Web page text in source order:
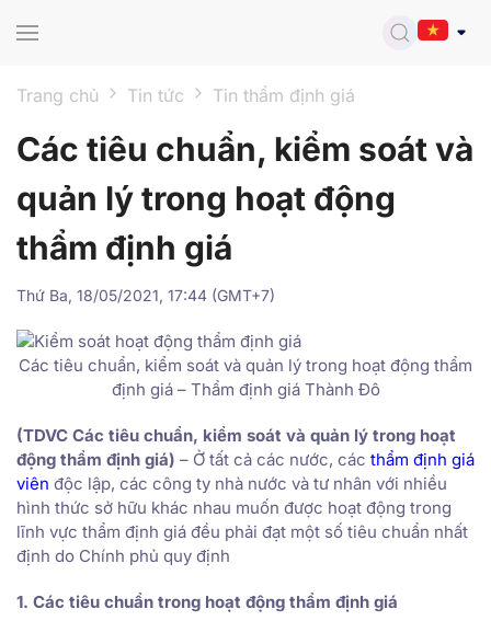
Trang chủ Tin tức Tin thẩm định giá
Các tiêu chuẩn, kiểm soát và
quản lý trong hoạt động
thẩm định giá
Thứ Ba, 18/05/2021, 17:44 (GMT+7)
Các tiêu chuẩn, kiểm soát và quản lý trong hoạt động thẩm
định giá – Thẩm định giá Thành Đô
(TDVC Các tiêu chuẩn, kiểm soát và quản lý trong hoạt
động thẩm định giá) – Ở tất cả các nước, các thẩm định giá
viên độc lập, các công ty nhà nước và tư nhân với nhiều
hình thức sở hữu khác nhau muốn được hoạt động trong
lĩnh vực thẩm định giá đều phải đạt một số tiêu chuẩn nhất
định do Chính phủ quy định
1. Các tiêu chuẩn trong hoạt động thẩm định giá